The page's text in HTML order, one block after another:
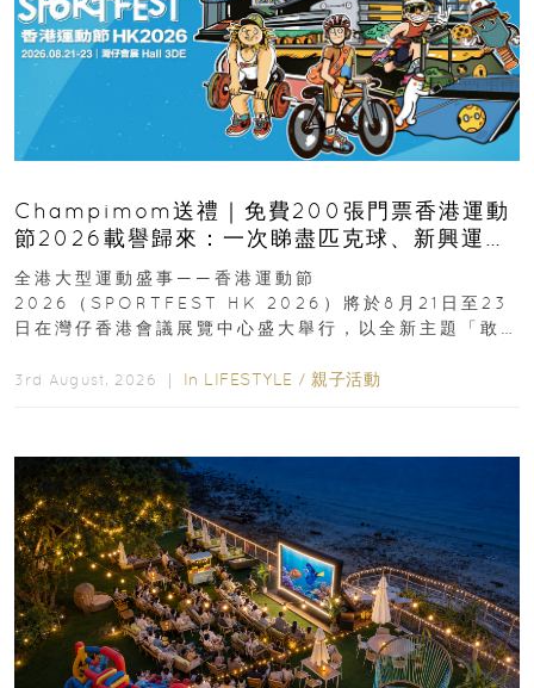
Champimom送禮｜免費200張門票香港運動
節2026載譽歸來：一次睇盡匹克球、新興運
動、街舞比賽＋逾百運動品牌展覽
全港大型運動盛事——香港運動節
2026（SPORTFEST HK 2026）將於8月21日至23
日在灣仔香港會議展覽中心盛大舉行，以全新主題「敢
3rd August, 2026 ｜ In LIFESTYLE / 親子活動